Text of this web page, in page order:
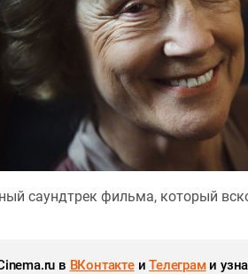
саундтрек фильма, который
в ВКонтактеиТелеграми